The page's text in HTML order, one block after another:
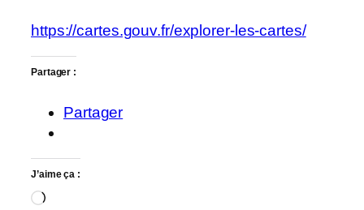
https://cartes.gouv.fr/explorer-les-cartes/
Partager :
Partager
J’aime ça :
Chargement…